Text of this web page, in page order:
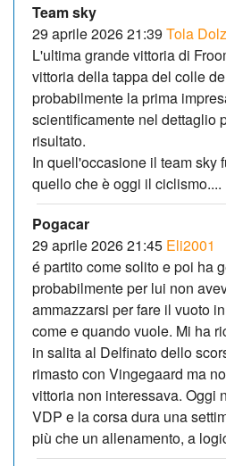
Team sky
29 aprile 2026 21:39 Tola
L'ultima grande vittoria di
vittoria della tappa del colle
probabilmente la prima
scientificamente nel dettaglio
risultato.
In quell'occasione il team sky
quello che è oggi il ciclismo....
Pogacar
29 aprile 2026 21:45 Eli2001
é partito come solito e poi ha
probabilmente per lui non
ammazzarsi per fare il vuoto
come e quando vuole. Mi ha
in salita al Delfinato dello
rimasto con Vingegaard ma
vittoria non interessava. Oggi
VDP e la corsa dura una
più che un allenamento, a